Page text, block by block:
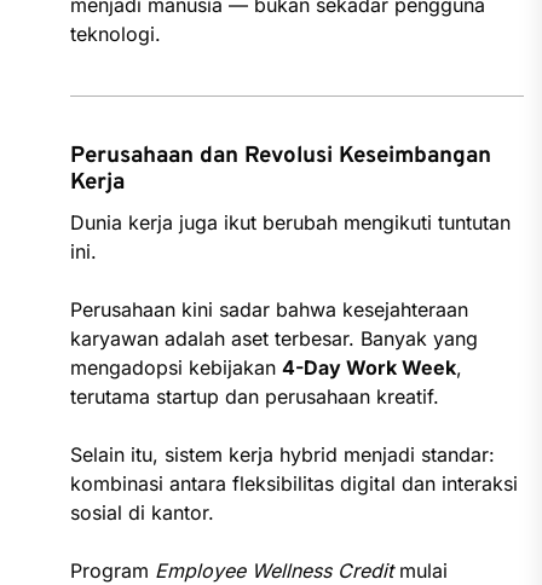
menjadi manusia — bukan sekadar pengguna
teknologi.
Perusahaan dan Revolusi Keseimbangan
Kerja
Dunia kerja juga ikut berubah mengikuti tuntutan
ini.
Perusahaan kini sadar bahwa kesejahteraan
karyawan adalah aset terbesar. Banyak yang
mengadopsi kebijakan 4-Day Work Week,
terutama startup dan perusahaan kreatif.
Selain itu, sistem kerja hybrid menjadi standar:
kombinasi antara fleksibilitas digital dan interaksi
sosial di kantor.
Program Employee Wellness Creditmulai